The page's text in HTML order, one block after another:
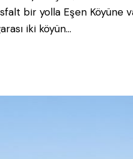
bir yolla Eşen Köyüne
iki köyün…